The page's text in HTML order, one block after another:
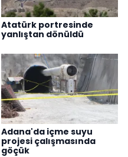
Atatürk portresinde
yanlıştan dönüldü
Adana'da içme suyu
projesi çalışmasında
göçük